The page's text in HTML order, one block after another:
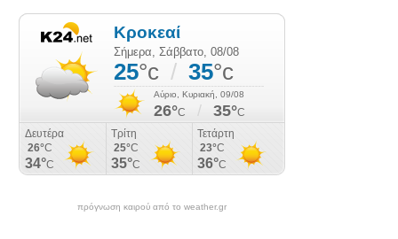
πρόγνωση καιρού από το weather.gr